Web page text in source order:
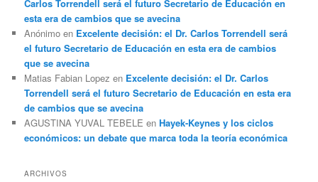
Carlos Torrendell será el futuro Secretario de Educación en
esta era de cambios que se avecina
Anónimo en Excelente decisión: el Dr. Carlos Torrendell será
el futuro Secretario de Educación en esta era de cambios
que se avecina
Matias Fabian Lopez en Excelente decisión: el Dr. Carlos
Torrendell será el futuro Secretario de Educación en esta era
de cambios que se avecina
AGUSTINA YUVAL TEBELE enHayek-Keynes y los ciclos
económicos: un debate que marca toda la teoría económica
ARCHIVOS